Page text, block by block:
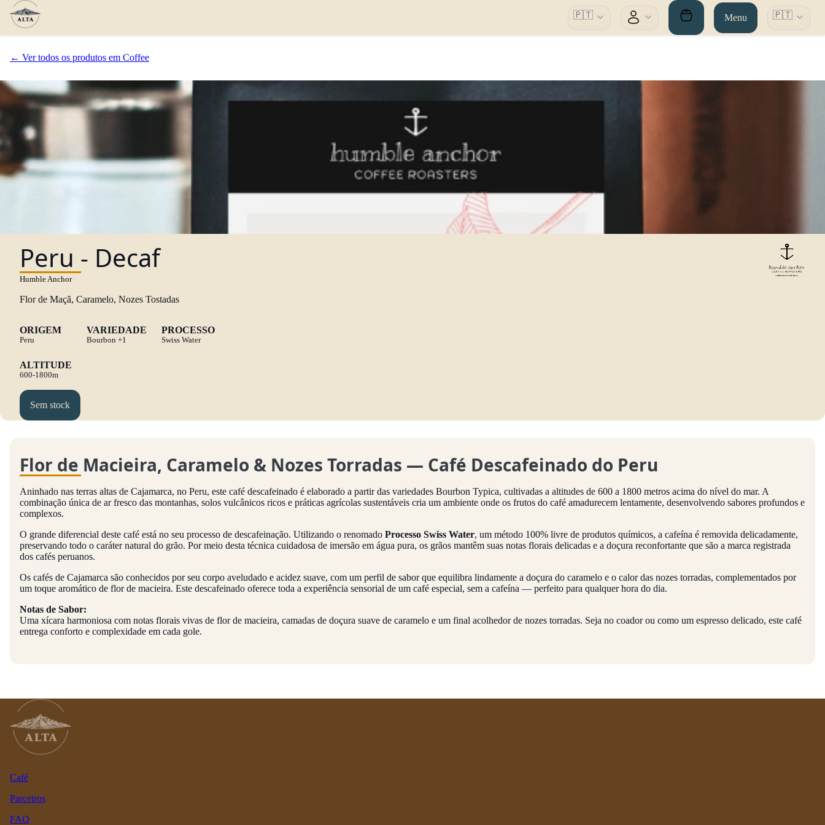
🇵🇹 Menu 🇵🇹
← Ver todos os produtos em Coffee
Peru - Decaf
Humble Anchor
Flor de Maçã, Caramelo, Nozes Tostadas
ORIGEM
Peru
VARIEDADE
Bourbon +1
PROCESSO
Swiss Water
ALTITUDE
600-1800m
Sem stock
Flor de Macieira, Caramelo & Nozes Torradas — Café Descafeinado do Peru
Aninhado nas terras altas de Cajamarca, no Peru, este café descafeinado é elaborado a partir das variedades Bourbon Typica, cultivadas a altitudes de 600 a 1800 metros acima do nível do mar. A
combinação única de ar fresco das montanhas, solos vulcânicos ricos e práticas agrícolas sustentáveis cria um ambiente onde os frutos do café amadurecem lentamente, desenvolvendo sabores profundos e
complexos.
O grande diferencial deste café está no seu processo de descafeinação. Utilizando o renomado Processo Swiss Water, um método 100% livre de produtos químicos, a cafeína é removida delicadamente,
preservando todo o caráter natural do grão. Por meio desta técnica cuidadosa de imersão em água pura, os grãos mantêm suas notas florais delicadas e a doçura reconfortante que são a marca registrada
dos cafés peruanos.
Os cafés de Cajamarca são conhecidos por seu corpo aveludado e acidez suave, com um perfil de sabor que equilibra lindamente a doçura do caramelo e o calor das nozes torradas, complementados por
um toque aromático de flor de macieira. Este descafeinado oferece toda a experiência sensorial de um café especial, sem a cafeína — perfeito para qualquer hora do dia.
Notas de Sabor:
Uma xícara harmoniosa com notas florais vivas de flor de macieira, camadas de doçura suave de caramelo e um final acolhedor de nozes torradas. Seja no coador ou como um espresso delicado, este café
entrega conforto e complexidade em cada gole.
Café
Parceiros
FAQ